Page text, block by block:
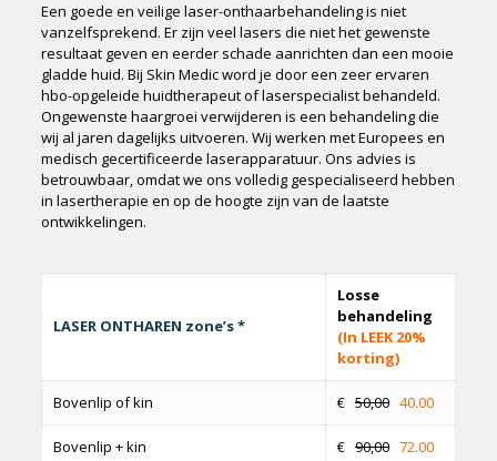
Een goede en veilige laser-onthaarbehandeling is niet
vanzelfsprekend. Er zijn veel lasers die niet het gewenste
resultaat geven en eerder schade aanrichten dan een mooie
gladde huid. Bij Skin Medic word je door een zeer ervaren
hbo-opgeleide huidtherapeut of laserspecialist behandeld.
Ongewenste haargroei verwijderen is een behandeling die
wij al jaren dagelijks uitvoeren. Wij werken met Europees en
medisch gecertificeerde laserapparatuur. Ons advies is
betrouwbaar, omdat we ons volledig gespecialiseerd hebben
in lasertherapie en op de hoogte zijn van de laatste
ontwikkelingen.
LASER ONTHAREN zone’s *
Losse
behandeling
(In LEEK 20%
korting)
Bovenlip of kin €50,00 40.00
Bovenlip + kin €90,00 72.00